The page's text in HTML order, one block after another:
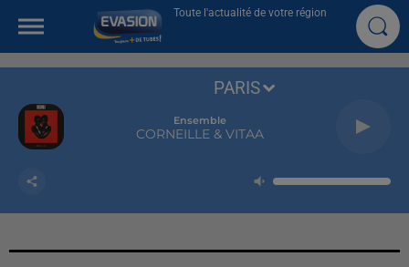
Toute l'actualité de votre région
Ensemble
CORNEILLE & VITAA
PARIS